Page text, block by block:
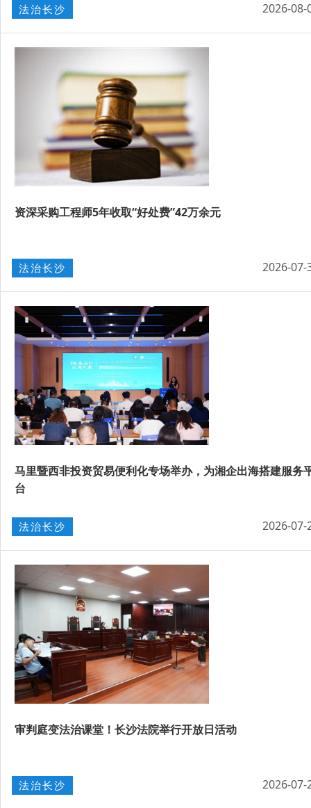
法治长沙 2026-08-
资深采购工程师5年收取“好处费”42万余元
法治长沙 2026-07-
马里暨西非投资贸易便利化专场举办，为湘企出海搭建服务
台
法治长沙 2026-07-
审判庭变法治课堂！长沙法院举行开放日活动
法治长沙 2026-07-